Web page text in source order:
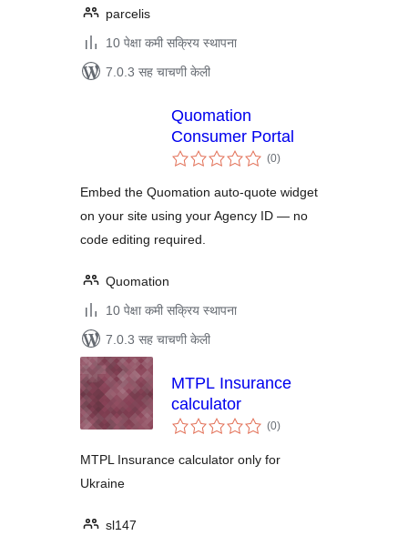
parcelis
10 पेक्षा कमी सक्रिय स्थापना
7.0.3 सह चाचणी केली
Quomation
Consumer Portal
(0एकूण
मूल्यांकन
)
Embed the Quomation auto-quote widget
on your site using your Agency ID — no
code editing required.
Quomation
10 पेक्षा कमी सक्रिय स्थापना
7.0.3 सह चाचणी केली
MTPL Insurance
calculator
(0एकूण
मूल्यांकन
)
MTPL Insurance calculator only for
Ukraine
sl147